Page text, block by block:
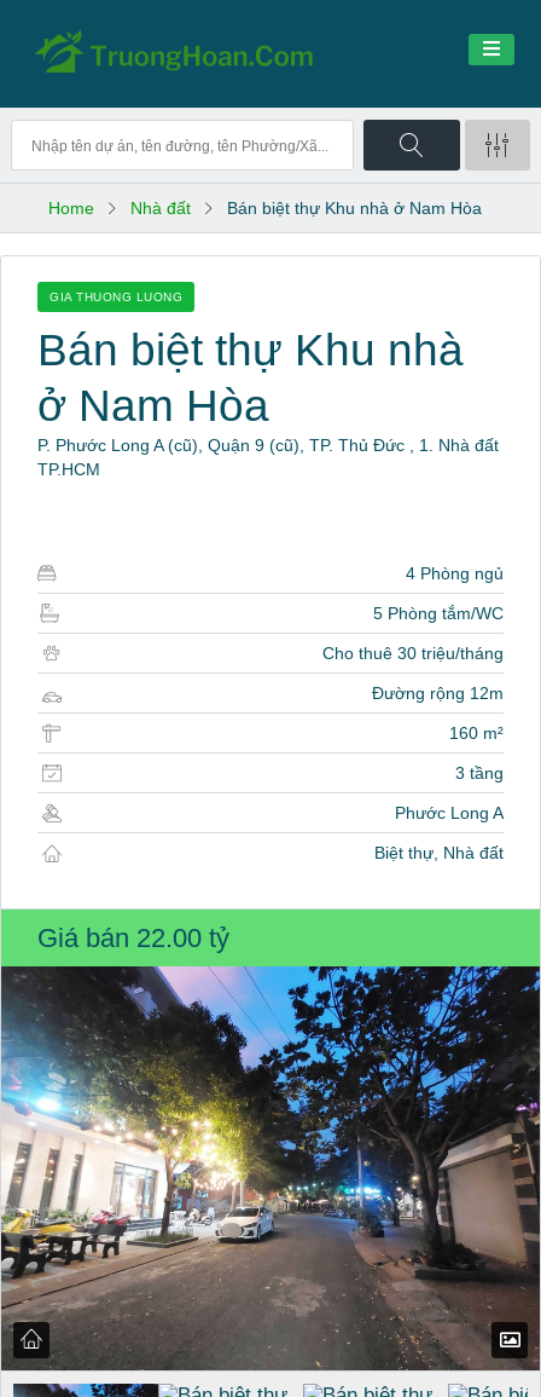
Home Nhà đất Bán biệt thự Khu nhà ở Nam Hòa
GIA THUONG LUONG
Bán biệt thự Khu nhà
ở Nam Hòa
P. Phước Long A (cũ), Quận 9 (cũ), TP. Thủ Đức , 1. Nhà đất
TP.HCM
4 Phòng ngủ
5 Phòng tắm/WC
Cho thuê 30 triệu/tháng
Đường rộng 12m
160 m²
3 tầng
Phước Long A
Biệt thự, Nhà đất
Giá bán 22.00 tỷ